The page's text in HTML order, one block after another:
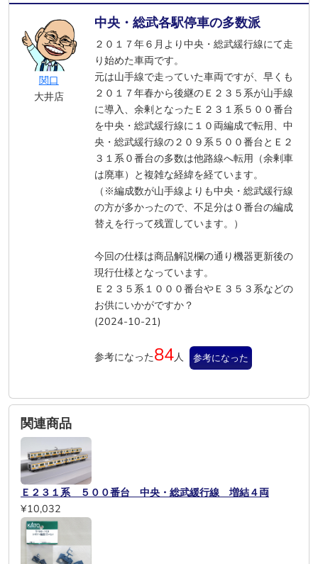
関口
大井店
中央・総武各駅停車の多数派
２０１７年６月より中央・総武緩行線にて走
り始めた車両です。
元は山手線で走っていた車両ですが、早くも
２０１７年春から後継のＥ２３５系が山手線
に導入、余剰となったＥ２３１系５００番台
を中央・総武緩行線に１０両編成で転用、中
央・総武緩行線の２０９系５００番台とＥ２
３１系０番台の多数は他路線へ転用（余剰車
は廃車）と複雑な経緯を経ています。
（※編成数が山手線よりも中央・総武緩行線
の方が多かったので、不足分は０番台の編成
替えを行って残置しています。）
今回の仕様は商品解説欄の通り機器更新後の
現行仕様となっています。
Ｅ２３５系１０００番台やＥ３５３系などの
お供にいかがですか？
(2024-10-21)
参考になった84人 参考になった
関連商品
Ｅ２３１系 ５００番台 中央・総武緩行線 増結４両
¥10,032